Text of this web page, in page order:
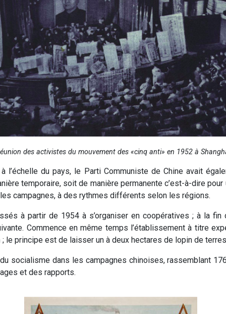
des activistes du mouvement des «cinq anti» en 1952 à
du pays, le Parti Communiste de Chine avait
temporaire, soit de manière permanente c’est-à-dire
campagnes, à des rythmes différents selon les régions.
à partir de 1954 à s’organiser en coopératives ; à la
Commence en même temps l’établissement à titre
le principe est de laisser un à deux hectares de lopin de
socialisme dans les campagnes chinoises, rassemblant
et des rapports.